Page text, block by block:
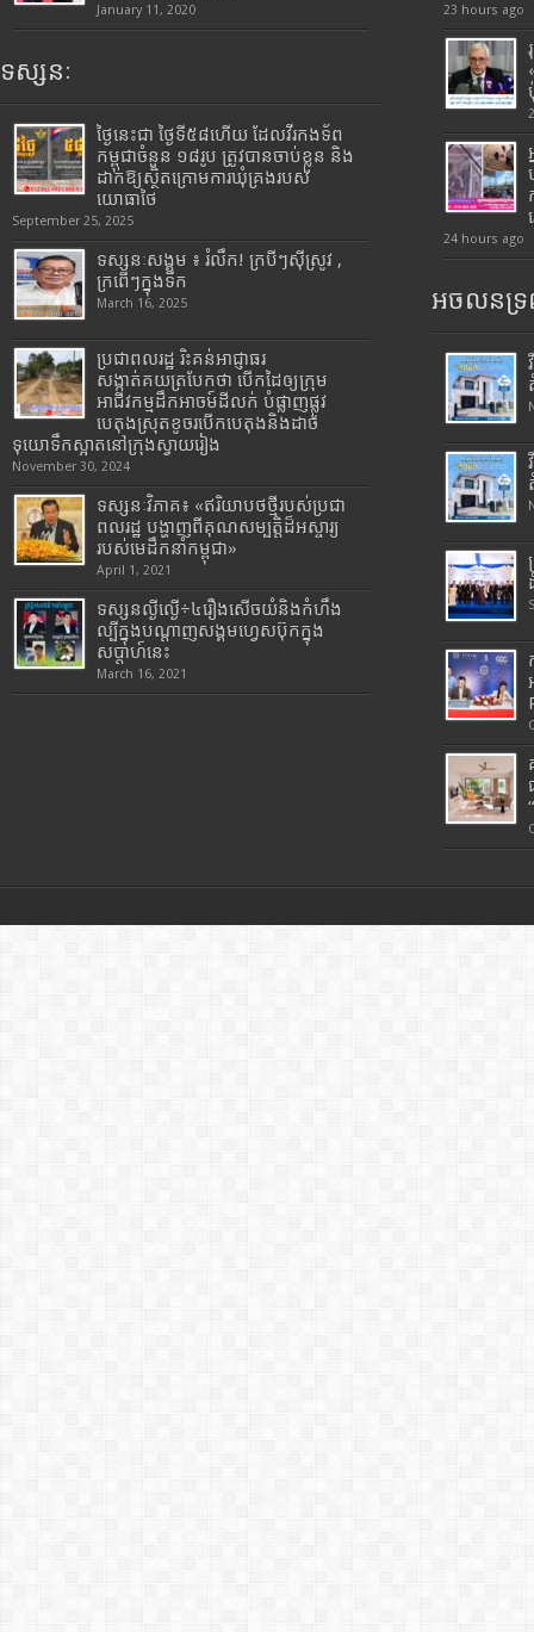
January 11, 2020
ទស្សនៈ
ថ្ងៃនេះជា ថ្ងៃទី៥៨ហើយ ដែលវីរកងទ័ព
កម្ពុជាចំនួន ១៨រូប ត្រូវបានចាប់ខ្លួន និង
ដាក់ឱ្យស្ថិតក្រោមការឃុំគ្រងរបស់
យោធាថៃ
September 25, 2025
ទស្សនៈសង្គម ៖ រំលឹក! ក្របីៗស៊ីស្រូវ ,
ក្រពើៗក្នុងទឹក
March 16, 2025
ប្រជាពលរដ្ឋ រិះគន់អាជ្ញាធរ
សង្កាត់គយត្របែកថា បើកដៃឲ្យក្រុម
អាជីវកម្មដឹកអាចម៍ដីលក់ បំផ្លាញផ្លូវ
បេតុងស្រុតខូចរបើកបេតុងនិងដាច់
ទុយោទឹកស្អាតនៅក្រុងស្វាយរៀង
November 30, 2024
ទស្សនៈវិភាគ៖ «ឥរិយាបថថ្មីរបស់ប្រជា
ពលរដ្ឋ បង្ហាញពីគុណសម្បត្តិដ៏អស្ចារ្យ
របស់មេដឹកនាំកម្ពុជា»
April 1, 2021
ទស្សនល្ងីល្ងើ÷៤រឿងសើចយំនិងកំហឹង
ល្បីក្នុងបណ្តាញសង្គមហ្វេសប៊ុកក្នុង
សប្តាហ៍នេះ
March 16, 2021
23 hours ago
24 hours ago
អចលនទ្រ